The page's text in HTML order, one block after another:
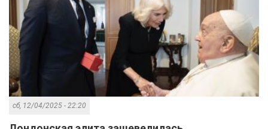
сб, 12/04/2025 - 22:20